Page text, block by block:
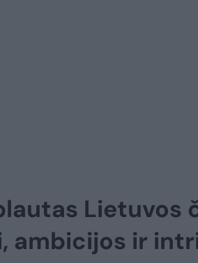
Lietuvos
ambicijos ir